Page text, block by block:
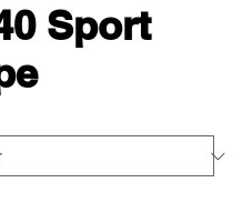
Sport